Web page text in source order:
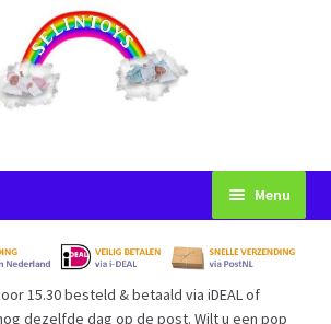
Menu
15.30 besteld & betaald via iDEAL of
dezelfde dag op de post. Wilt u een pop